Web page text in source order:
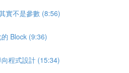
實不是參數 (8:56)
Block (9:36)
程式設計 (15:34)